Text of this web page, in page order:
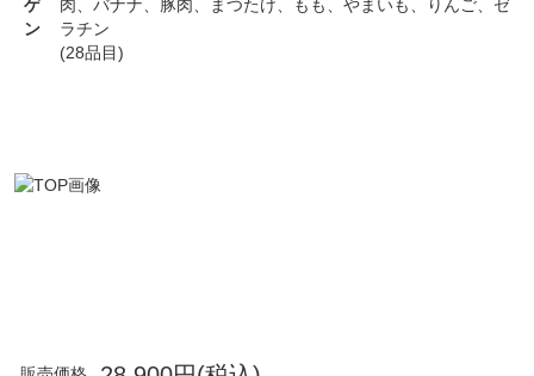
ゲ
ン
肉、 バナナ、 豚肉、 まつたけ、 もも、 やまいも、 りんご、 ゼ
ラチン
(28品目)